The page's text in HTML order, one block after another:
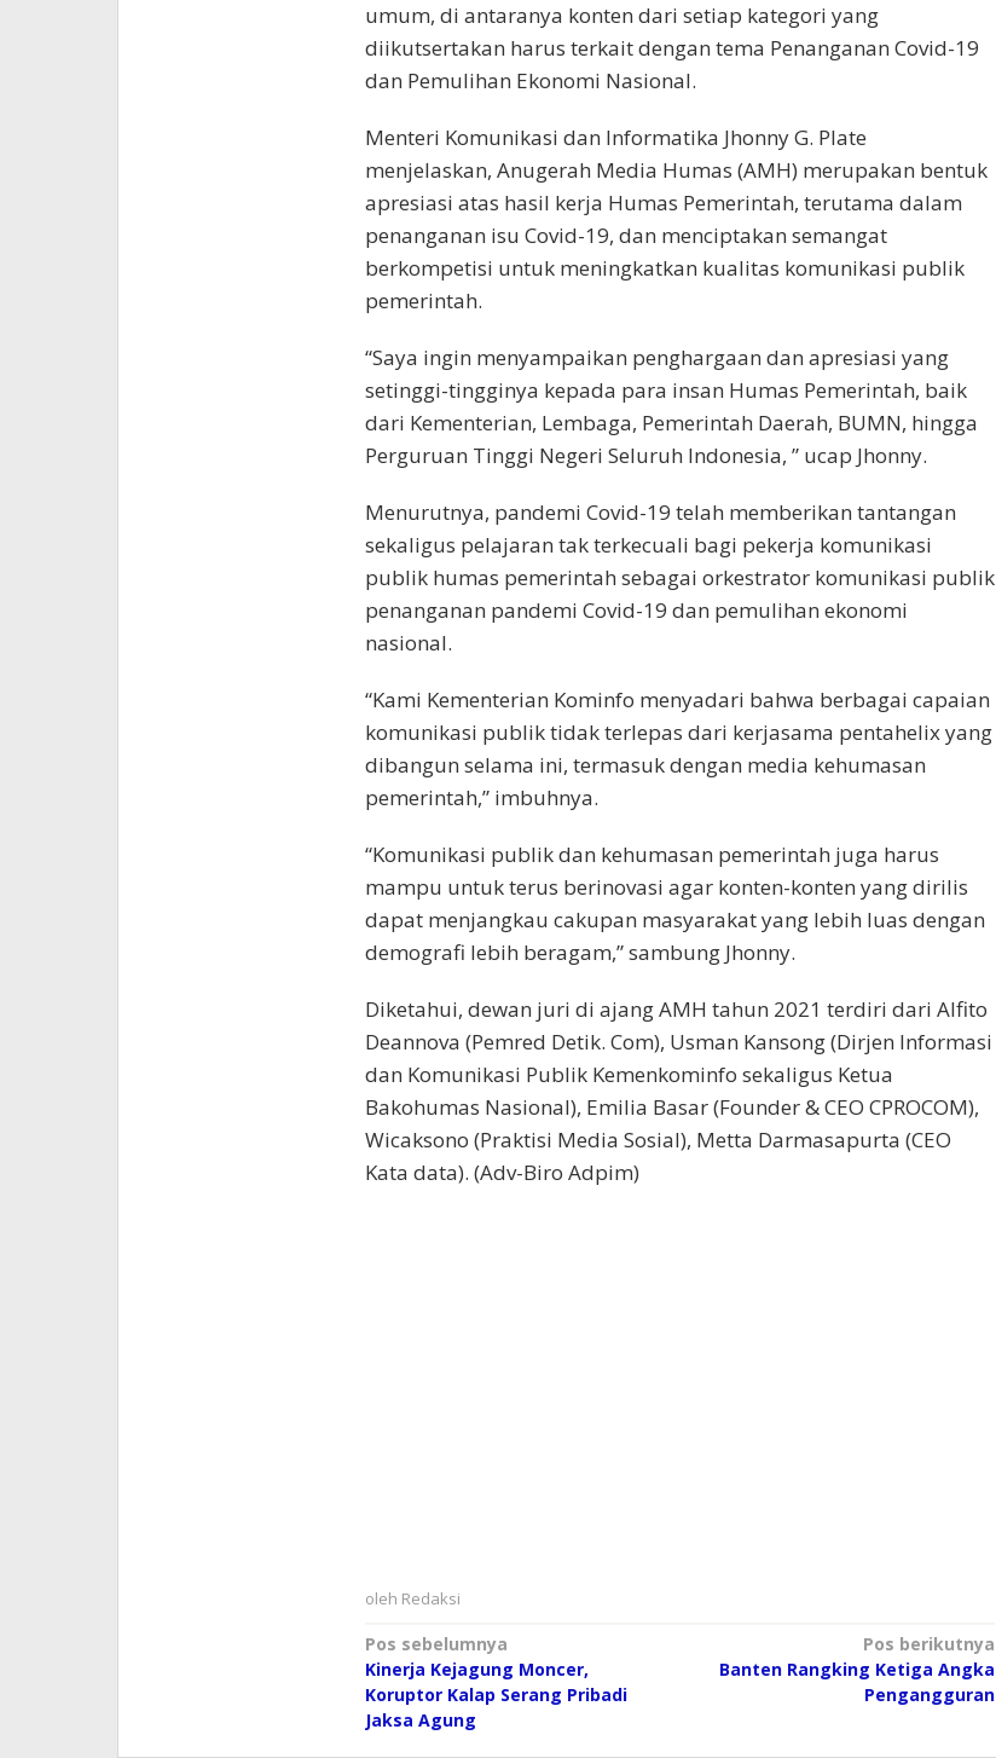
umum, di antaranya konten dari setiap kategori yang
diikutsertakan harus terkait dengan tema Penanganan Covid-19
dan Pemulihan Ekonomi Nasional.
Menteri Komunikasi dan Informatika Jhonny G. Plate
menjelaskan, Anugerah Media Humas (AMH) merupakan bentuk
apresiasi atas hasil kerja Humas Pemerintah, terutama dalam
penanganan isu Covid-19, dan menciptakan semangat
berkompetisi untuk meningkatkan kualitas komunikasi publik
pemerintah.
“Saya ingin menyampaikan penghargaan dan apresiasi yang
setinggi-tingginya kepada para insan Humas Pemerintah, baik
dari Kementerian, Lembaga, Pemerintah Daerah, BUMN, hingga
Perguruan Tinggi Negeri Seluruh Indonesia, ” ucap Jhonny.
Menurutnya, pandemi Covid-19 telah memberikan tantangan
sekaligus pelajaran tak terkecuali bagi pekerja komunikasi
publik humas pemerintah sebagai orkestrator komunikasi publik
penanganan pandemi Covid-19 dan pemulihan ekonomi
nasional.
“Kami Kementerian Kominfo menyadari bahwa berbagai capaian
komunikasi publik tidak terlepas dari kerjasama pentahelix yang
dibangun selama ini, termasuk dengan media kehumasan
pemerintah,” imbuhnya.
“Komunikasi publik dan kehumasan pemerintah juga harus
mampu untuk terus berinovasi agar konten-konten yang dirilis
dapat menjangkau cakupan masyarakat yang lebih luas dengan
demografi lebih beragam,” sambung Jhonny.
Diketahui, dewan juri di ajang AMH tahun 2021 terdiri dari Alfito
Deannova (Pemred Detik. Com), Usman Kansong (Dirjen Informasi
dan Komunikasi Publik Kemenkominfo sekaligus Ketua
Bakohumas Nasional), Emilia Basar (Founder & CEO CPROCOM),
Wicaksono (Praktisi Media Sosial), Metta Darmasapurta (CEO
Kata data). (Adv-Biro Adpim)
oleh Redaksi
Navigasi
pos
Pos sebelumnya
Kinerja Kejagung Moncer,
Koruptor Kalap Serang Pribadi
Jaksa Agung
Pos berikutnya
Banten Rangking Ketiga Angka
Pengangguran